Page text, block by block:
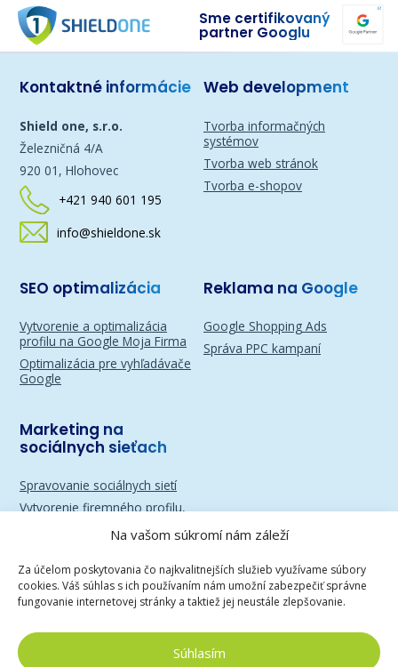
Na vašom súkromí nám záleží
Za účelom poskytovania čo najkvalitnejších služieb využívame súbory
cookies. Váš súhlas s ich používaním nám umožní zabezpečiť správne
fungovanie internetovej stránky a taktiež jej neustále zlepšovanie.
Súhlasím
Sme certifikovaný
partner Googlu
Kontaktné informácie
Shield one, s.r.o.
Železničná 4/A
920 01, Hlohovec
+421 940 601 195
info@shieldone.sk
Web development
Tvorba informačných
systémov
Tvorba web stránok
Tvorba e-shopov
SEO optimalizácia
Vytvorenie a optimalizácia
profilu na Google Moja Firma
Optimalizácia pre vyhľadávače
Google
Reklama na Google
Google Shopping Ads
Správa PPC kampaní
Marketing na
sociálnych sieťach
Spravovanie sociálnych sietí
Vytvorenie firemného profilu,
Reklama na Instagrame
Reklama na Facebooku
Marketing na sociálnych
sieťach